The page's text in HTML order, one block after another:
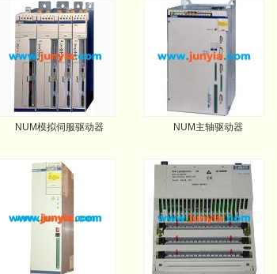
NUM模拟伺服驱动器 NUM主轴驱动器